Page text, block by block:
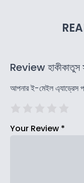
Review হাকীকাতুস
আপনার ই-মেইল এ্যাড্রেস
Your Review *